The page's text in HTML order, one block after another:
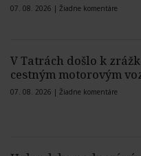
07. 08. 2026 | Žiadne komentáre
V Tatrách došlo k
cestným motorovým
07. 08. 2026 | Žiadne komentáre